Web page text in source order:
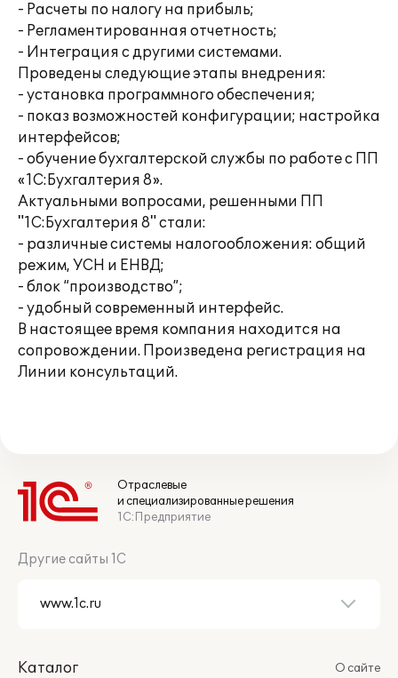
- Расчеты по налогу на прибыль;
- Регламентированная отчетность;
- Интеграция с другими системами.
Проведены следующие этапы внедрения:
- установка программного обеспечения;
- показ возможностей конфигурации; настройка
интерфейсов;
- обучение бухгалтерской службы по работе с ПП
«1С:Бухгалтерия 8».
Актуальными вопросами, решенными ПП
"1С:Бухгалтерия 8" стали:
- различные системы налогообложения: общий
режим, УСН и ЕНВД;
- блок “производство”;
- удобный современный интерфейс.
В настоящее время компания находится на
сопровождении. Произведена регистрация на
Линии консультаций.
Отраслевые
и специализированные решения
1С:Предприятие
Другие сайты 1С
Каталог
О сайте